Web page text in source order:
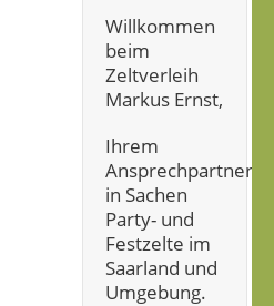
Willkommen
beim
Zeltverleih
Markus Ernst,
Ihrem
Ansprechpartner
in Sachen
Party- und
Festzelte im
Saarland und
Umgebung.